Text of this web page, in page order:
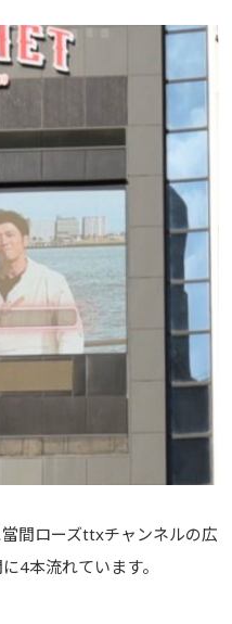
間ローズttxチャンネルの広
4本流れています。